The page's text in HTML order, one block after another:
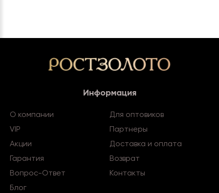
Информация
О компании
Для оптовиков
VIP
Партнеры
Акции
Доставка и оплата
Гарантия
Возврат
Вопрос-Ответ
Контакты
Блог